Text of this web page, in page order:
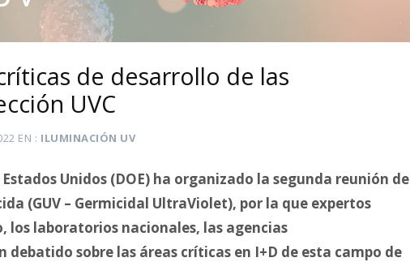
de desarrollo de las
UVC
EN ILUMINACIÓN UV
Unidos (DOE) ha organizado la segunda reunión de
(GUV – Germicidal UltraViolet), por la que expertos
los laboratorios nacionales, las agencias
sobre las áreas críticas en I+D de esta campo de